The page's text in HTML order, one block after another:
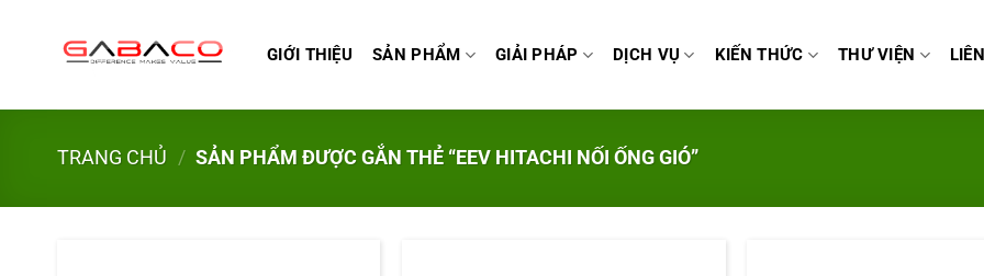
GIỚI THIỆU SẢN PHẨM GIẢI PHÁP DỊCH VỤ KIẾN THỨC THƯ VIỆN
TRANG CHỦ / SẢN PHẨM ĐƯỢC GẮN THẺ “EEV HITACHI NỐI ỐNG GIÓ”